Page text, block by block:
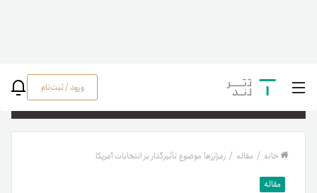
ورود / ثبت‌نام
خانه / مقاله / رمزارزها موضوع تأثیرگذار بر انتخابات آمریکا
مقاله